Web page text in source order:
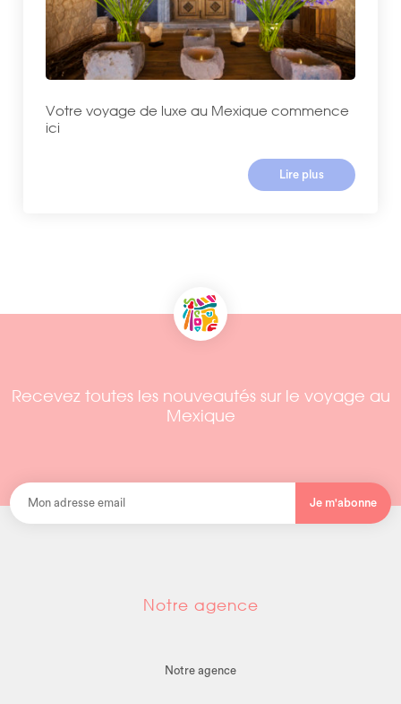
Votre voyage de luxe au Mexique commence
ici
Lire plus
Recevez toutes les nouveautés sur le voyage au
Mexique
Je m'abonne
Notre agence
Notre agence